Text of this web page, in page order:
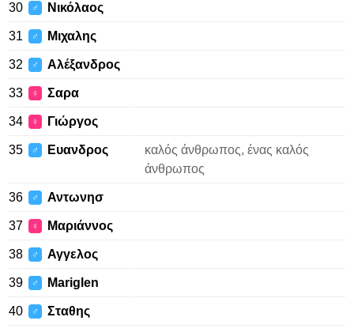
30 ♂ Νικόλαος
31 ♂ Μιχαλης
32 ♂ Αλέξανδρος
33 ♀ Σαρα
34 ♀ Γιώργος
35 ♂ Ευανδρος
καλός άνθρωπος, ένας καλός
άνθρωπος
36 ♂ Αντωνησ
37 ♀ Μαριάννος
38 ♂ Αγγελος
39 ♂ Mariglen
40 ♂ Σταθης